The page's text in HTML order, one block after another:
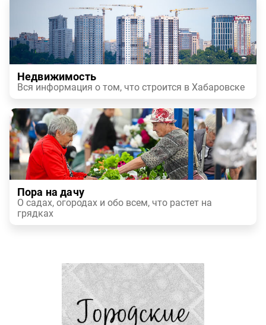
Недвижимость
Вся информация о том, что строится в Хабаровске
Пора на дачу
О садах, огородах и обо всем, что растет на
грядках